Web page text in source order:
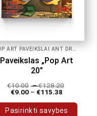
product
page
Paveikslas „Pop Art
20”
€10.00 –€128.20
€9.00 – €115.38
Pasirinkti savybes